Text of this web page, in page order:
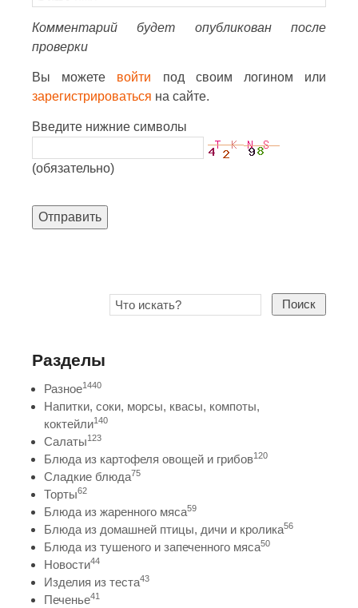
Комментарий будет опубликован после
проверки
Вы можете войти под своим логином или
зарегистрироваться на сайте.
Введите нижние символы
(обязательно)
Отправить
Поиск
Разделы
Разное1440
Напитки, соки, морсы, квасы, компоты,
коктейли140
Салаты123
Блюда из картофеля овощей и грибов120
Сладкие блюда75
Торты62
Блюда из жаренного мяса59
Блюда из домашней птицы, дичи и кролика56
Блюда из тушеного и запеченного мяса50
Новости44
Изделия из теста43
Печенье41